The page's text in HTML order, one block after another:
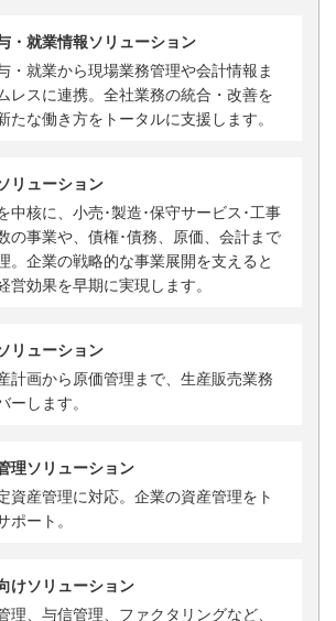
・就業情報ソリューション
・就業から現場業務管理や会計情報ま
レスに連携。全社業務の統合・改善を
たな働き方をトータルに支援します。
リューション
中核に、小売･製造･保守サービス･工事
の事業や、債権･債務、原価、会計まで
。企業の戦略的な事業展開を支えると
営効果を早期に実現します。
リューション
計画から原価管理まで、生産販売業務
ーします。
理ソリューション
資産管理に対応。企業の資産管理をト
ポート。
けソリューション
理、与信管理、ファクタリングなど、